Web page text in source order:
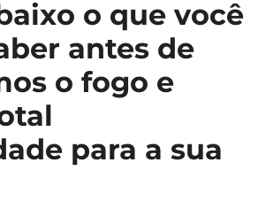
o que você
antes de
o fogo e
para a sua